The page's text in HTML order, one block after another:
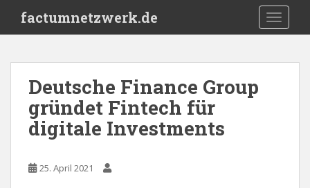
i
factumnetzwerk.de
Deutsche Finance Group
gründet Fintech für
digitale Investments
25. April 2021